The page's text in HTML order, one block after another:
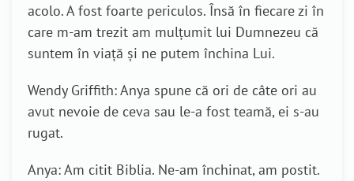
acolo. A fost foarte periculos. Însă în fiecare zi în
care m-am trezit am mulțumit lui Dumnezeu că
suntem în viață și ne putem închina Lui.
Wendy Griffith: Anya spune că ori de câte ori au
avut nevoie de ceva sau le-a fost teamă, ei s-au
rugat.
Anya: Am citit Biblia. Ne-am închinat, am postit.